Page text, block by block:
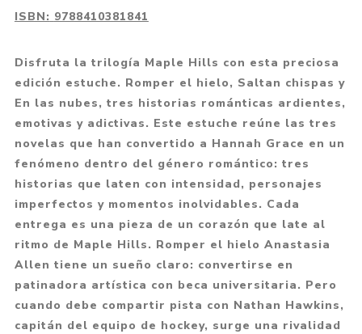
ISBN: 9788410381841
Disfruta la trilogía Maple Hills con esta preciosa
edición estuche. Romper el hielo, Saltan chispas y
En las nubes, tres historias románticas ardientes,
emotivas y adictivas. Este estuche reúne las tres
novelas que han convertido a Hannah Grace en un
fenómeno dentro del género romántico: tres
historias que laten con intensidad, personajes
imperfectos y momentos inolvidables. Cada
entrega es una pieza de un corazón que late al
ritmo de Maple Hills. Romper el hielo Anastasia
Allen tiene un sueño claro: convertirse en
patinadora artística con beca universitaria. Pero
cuando debe compartir pista con Nathan Hawkins,
capitán del equipo de hockey, surge una rivalidad